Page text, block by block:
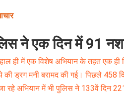
ने एक दिन में 91
ही में एक विशेष अभियान के तहत एक ही
ड्रग मनी बरामद की गई। पिछले 458
रहे अभियान में भी पुलिस ने 133वें दिन